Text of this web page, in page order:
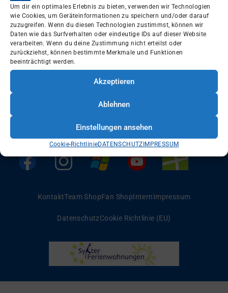
Um dir ein optimales Erlebnis zu bieten, verwenden wir Technologien
wie Cookies, um Geräteinformationen zu speichern und/oder darauf
zuzugreifen. Wenn du diesen Technologien zustimmst, können wir
Daten wie das Surfverhalten oder eindeutige IDs auf dieser Website
verarbeiten. Wenn du deine Zustimmung nicht erteilst oder
zurückziehst, können bestimmte Merkmale und Funktionen
beeinträchtigt werden.
Akzeptieren
Ablehnen
Einstellungen ansehen
Cookie-RichtlinieDATENSCHUTZ IMPRESSUM
Enges Spiel verloren
Erste spielt um Supercup
EDEKA Foodservice Sportpark
Ü32 zieht ins Pokalfinale ein
KontaktTeam ShopFan ShopInternImpressum
DatenschutzCookie Richtlinie (EU)